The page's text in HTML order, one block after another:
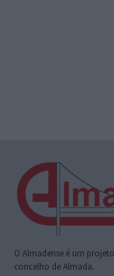
O Almadense é um
concelho de Almada.